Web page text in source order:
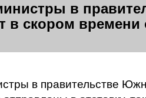
в
в скором
в правительстве